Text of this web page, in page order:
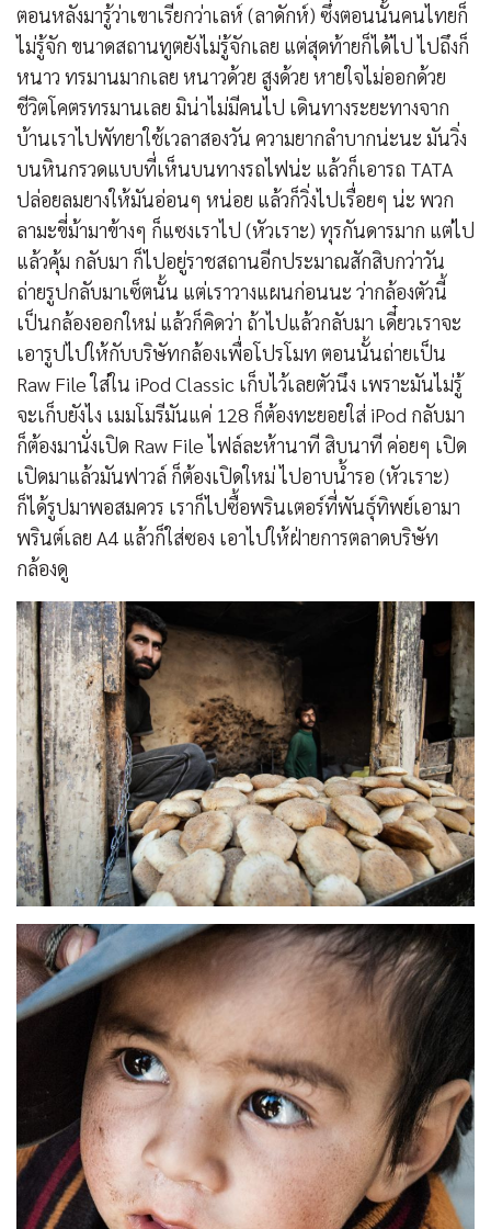
ตอนหลังมารู้ว่าเขาเรียกว่าเลห์ (ลาดักห์) ซึ่งตอนนั้นคนไทยก็
ไม่รู้จัก ขนาดสถานทูตยังไม่รู้จักเลย แต่สุดท้ายก็ได้ไป ไปถึงก็
หนาว ทรมานมากเลย หนาวด้วย สูงด้วย หายใจไม่ออกด้วย
ชีวิตโคตรทรมานเลย มิน่าไม่มีคนไป เดินทางระยะทางจาก
บ้านเราไปพัทยาใช้เวลาสองวัน ความยากลำบากน่ะนะ มันวิ่ง
บนหินกรวดแบบที่เห็นบนทางรถไฟน่ะ แล้วก็เอารถ TATA
ปล่อยลมยางให้มันอ่อนๆ หน่อย แล้วก็วิ่งไปเรื่อยๆ น่ะ พวก
ลามะขี่ม้ามาข้างๆ ก็แซงเราไป (หัวเราะ) ทุรกันดารมาก แต่ไป
แล้วคุ้ม กลับมา ก็ไปอยู่ราชสถานอีกประมาณสักสิบกว่าวัน
ถ่ายรูปกลับมาเซ็ตนั้น แต่เราวางแผนก่อนนะ ว่ากล้องตัวนี้
เป็นกล้องออกใหม่ แล้วก็คิดว่า ถ้าไปแล้วกลับมา เดี๋ยวเราจะ
เอารูปไปให้กับบริษัทกล้องเพื่อโปรโมท ตอนนั้นถ่ายเป็น
Raw File ใส่ใน iPod Classic เก็บไว้เลยตัวนึง เพราะมันไม่รู้
จะเก็บยังไง เมมโมรีมันแค่ 128 ก็ต้องทะยอยใส่ iPod กลับมา
ก็ต้องมานั่งเปิด Raw File ไฟล์ละห้านาที สิบนาที ค่อยๆ เปิด
เปิดมาแล้วมันฟาวล์ ก็ต้องเปิดใหม่ ไปอาบน้ำรอ (หัวเราะ)
ก็ได้รูปมาพอสมควร เราก็ไปซื้อพรินเตอร์ที่พันธุ์ทิพย์เอามา
พรินต์เลย A4 แล้วก็ใส่ซอง เอาไปให้ฝ่ายการตลาดบริษัท
กล้องดู